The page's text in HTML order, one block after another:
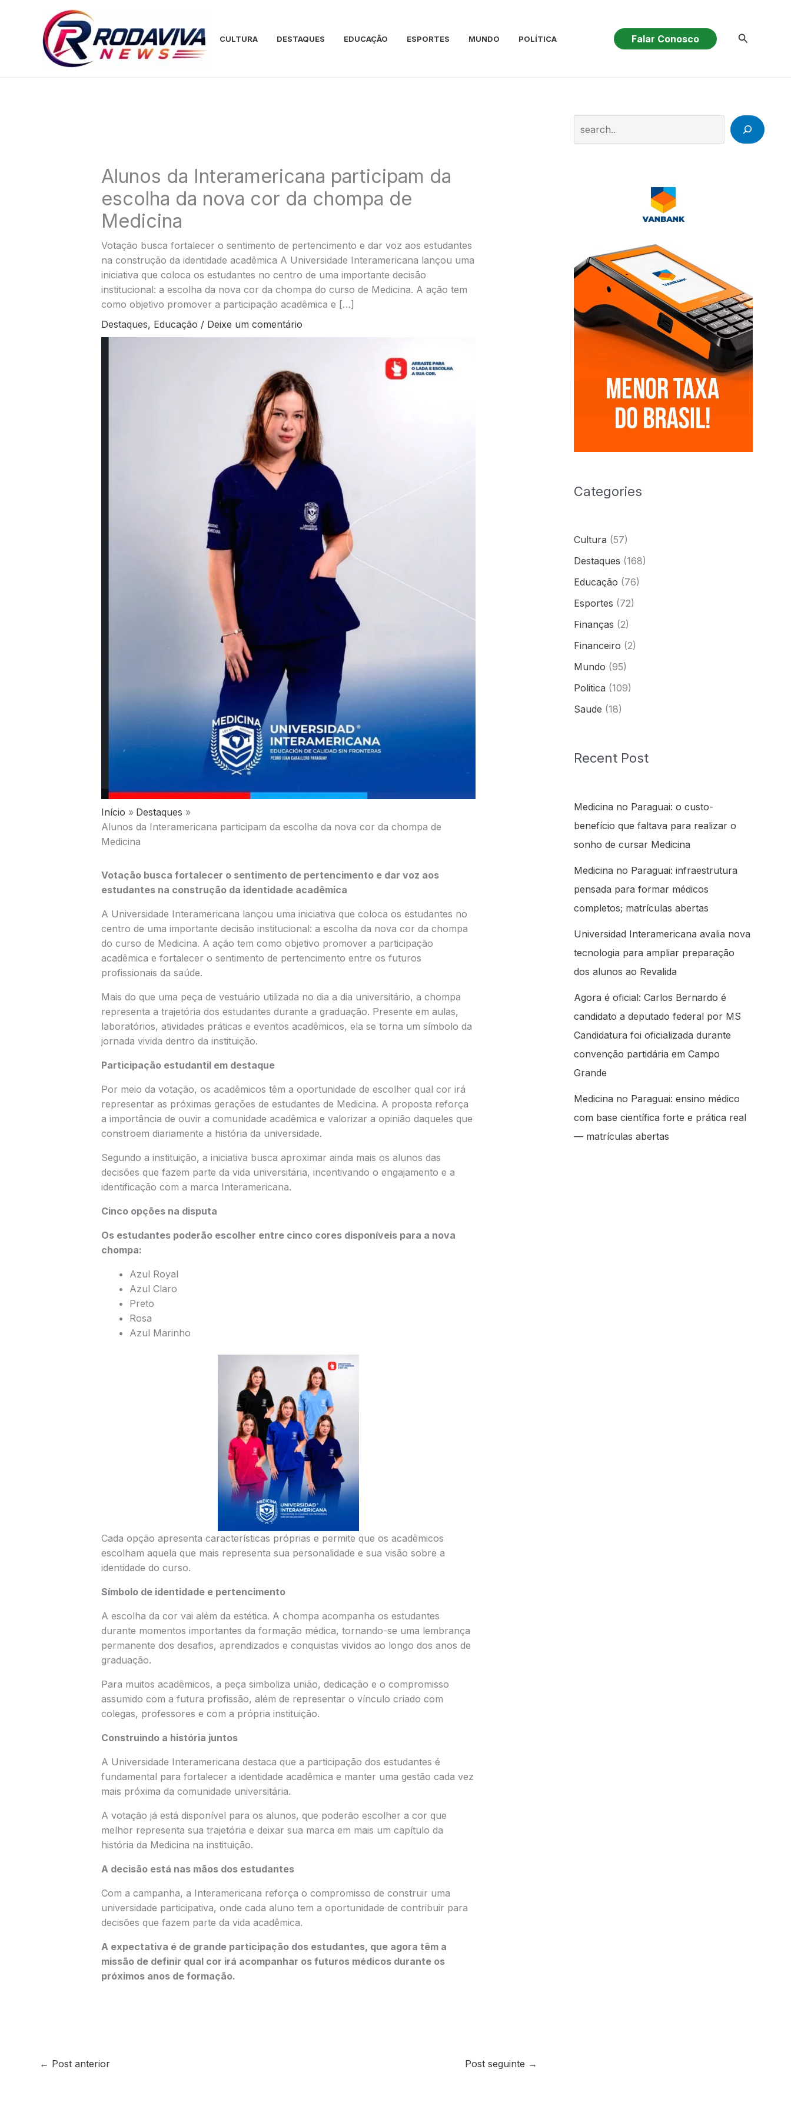
CULTURA DESTAQUES EDUCAÇÃO ESPORTES MUNDO POLÍTICA Falar Conosco Pesquisar
Alunos da Interamericana participam da
escolha da nova cor da chompa de
Medicina
Votação busca fortalecer o sentimento de pertencimento e dar voz aos estudantes
na construção da identidade acadêmica A Universidade Interamericana lançou uma
iniciativa que coloca os estudantes no centro de uma importante decisão
institucional: a escolha da nova cor da chompa do curso de Medicina. A ação tem
como objetivo promover a participação acadêmica e […]
Destaques, Educação / Deixe um comentário
Início
Destaques
Alunos da Interamericana participam da escolha da nova cor da chompa de
Medicina
Votação busca fortalecer o sentimento de pertencimento e dar voz aos
estudantes na construção da identidade acadêmica
A Universidade Interamericana lançou uma iniciativa que coloca os estudantes no
centro de uma importante decisão institucional: a escolha da nova cor da chompa
do curso de Medicina. A ação tem como objetivo promover a participação
acadêmica e fortalecer o sentimento de pertencimento entre os futuros
profissionais da saúde.
Mais do que uma peça de vestuário utilizada no dia a dia universitário, a chompa
representa a trajetória dos estudantes durante a graduação. Presente em aulas,
laboratórios, atividades práticas e eventos acadêmicos, ela se torna um símbolo da
jornada vivida dentro da instituição.
Participação estudantil em destaque
Por meio da votação, os acadêmicos têm a oportunidade de escolher qual cor irá
representar as próximas gerações de estudantes de Medicina. A proposta reforça
a importância de ouvir a comunidade acadêmica e valorizar a opinião daqueles que
constroem diariamente a história da universidade.
Segundo a instituição, a iniciativa busca aproximar ainda mais os alunos das
decisões que fazem parte da vida universitária, incentivando o engajamento e a
identificação com a marca Interamericana.
Cinco opções na disputa
Os estudantes poderão escolher entre cinco cores disponíveis para a nova
chompa:
Azul Royal
Azul Claro
Preto
Rosa
Azul Marinho
Cada opção apresenta características próprias e permite que os acadêmicos
escolham aquela que mais representa sua personalidade e sua visão sobre a
identidade do curso.
Símbolo de identidade e pertencimento
A escolha da cor vai além da estética. A chompa acompanha os estudantes
durante momentos importantes da formação médica, tornando-se uma lembrança
permanente dos desafios, aprendizados e conquistas vividos ao longo dos anos de
graduação.
Para muitos acadêmicos, a peça simboliza união, dedicação e o compromisso
assumido com a futura profissão, além de representar o vínculo criado com
colegas, professores e com a própria instituição.
Construindo a história juntos
A Universidade Interamericana destaca que a participação dos estudantes é
fundamental para fortalecer a identidade acadêmica e manter uma gestão cada vez
mais próxima da comunidade universitária.
A votação já está disponível para os alunos, que poderão escolher a cor que
melhor representa sua trajetória e deixar sua marca em mais um capítulo da
história da Medicina na instituição.
A decisão está nas mãos dos estudantes
Com a campanha, a Interamericana reforça o compromisso de construir uma
universidade participativa, onde cada aluno tem a oportunidade de contribuir para
decisões que fazem parte da vida acadêmica.
A expectativa é de grande participação dos estudantes, que agora têm a
missão de definir qual cor irá acompanhar os futuros médicos durante os
próximos anos de formação.
← Post anterior Post seguinte →
Categories
Cultura (57)
Destaques (168)
Educação (76)
Esportes (72)
Finanças (2)
Financeiro (2)
Mundo (95)
Politica (109)
Saude (18)
Recent Post
Medicina no Paraguai: o custo-
benefício que faltava para realizar o
sonho de cursar Medicina
Medicina no Paraguai: infraestrutura
pensada para formar médicos
completos; matrículas abertas
Universidad Interamericana avalia nova
tecnologia para ampliar preparação
dos alunos ao Revalida
Agora é oficial: Carlos Bernardo é
candidato a deputado federal por MS
Candidatura foi oficializada durante
convenção partidária em Campo
Grande
Medicina no Paraguai: ensino médico
com base científica forte e prática real
— matrículas abertas